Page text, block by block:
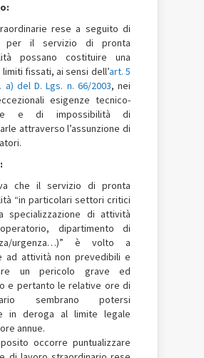
rese a seguito di
per il servizio di pronta
possano costituire una
fissati, ai sensi dell’art. 5
del D. Lgs. n. 66/2003, nei
esigenze tecnico-
e di impossibilità di
attraverso l’assunzione di
che il servizio di pronta
“in particolari settori critici
specializzazione di attività
dipartimento di
urgenza…)” è volto a
ad attività non prevedibili e
un pericolo grave ed
e pertanto le relative ore di
sembrano potersi
in deroga al limite legale
annue.
occorre puntualizzare